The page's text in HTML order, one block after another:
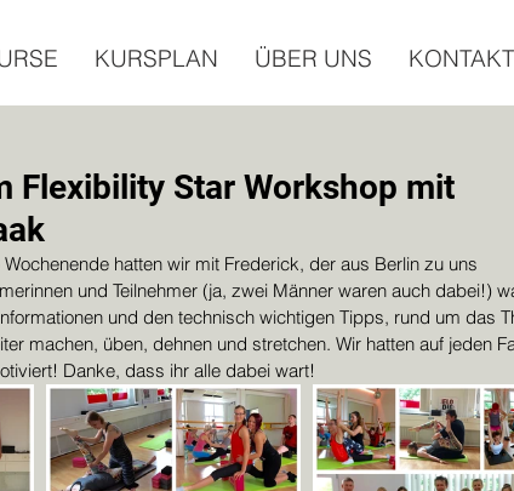
KURSPLAN ÜBER UNS KONTAKT
Flexibility Star Workshop mit
hatten wir mit Frederick, der aus Berlin zu uns
und Teilnehmer (ja, zwei Männer waren auch dabei!)
und den technisch wichtigen Tipps, rund um das
machen, üben, dehnen und stretchen. Wir hatten auf jeden
Danke, dass ihr alle dabei wart!